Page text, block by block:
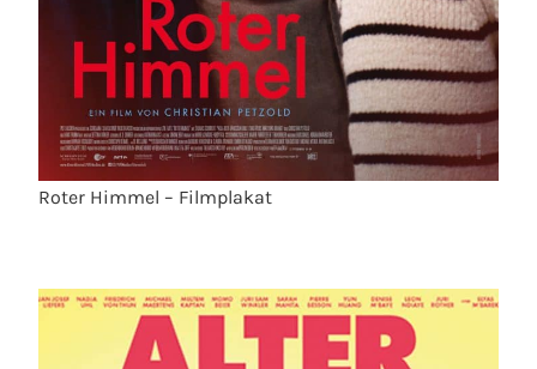
Roter Himmel – Filmplakat